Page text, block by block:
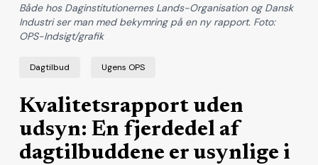
Dagtilbud Ugens OPS
Kvalitetsrapport uden
udsyn: En fjerdedel af
dagtilbuddene er usynlige i
Både hos Daginstitutionernes Lands-Organisation og Dansk
Industri ser man med bekymring på en ny rapport. Foto:
OPS-Indsigt/grafik